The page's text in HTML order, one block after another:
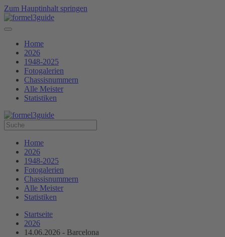
Zum Hauptinhalt springen
Home
2026
1948-2025
Fotogalerien
Chassisnummern
Alle Meister
Statistiken
Home
2026
1948-2025
Fotogalerien
Chassisnummern
Alle Meister
Statistiken
Startseite
2026
14.06.2026 - Barcelona